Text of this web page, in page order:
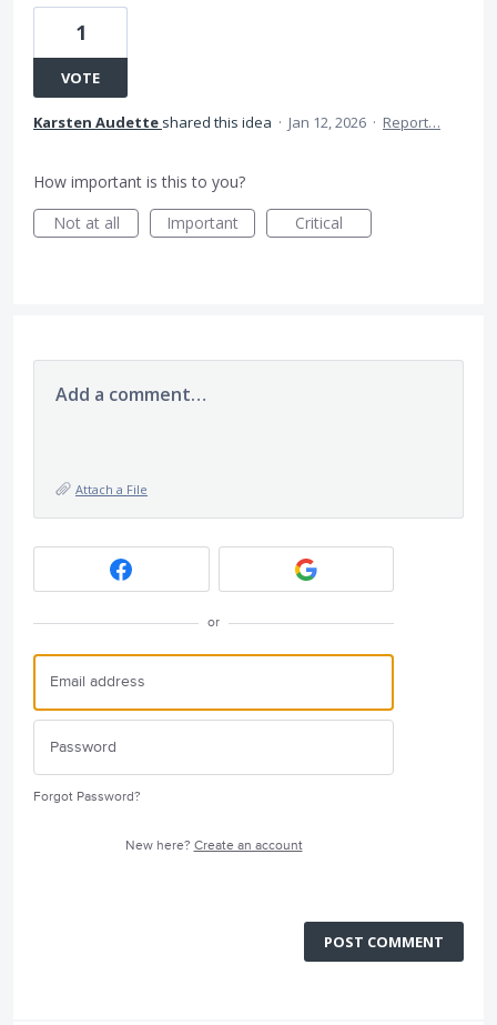
1
VOTE
Karsten Audette shared this idea · Jan 12, 2026 · Report…
How important is this to you?
Not at all
Important Critical
Add a comment…
Attach a File
or
Forgot Password?
New here? Create an account
POST COMMENT